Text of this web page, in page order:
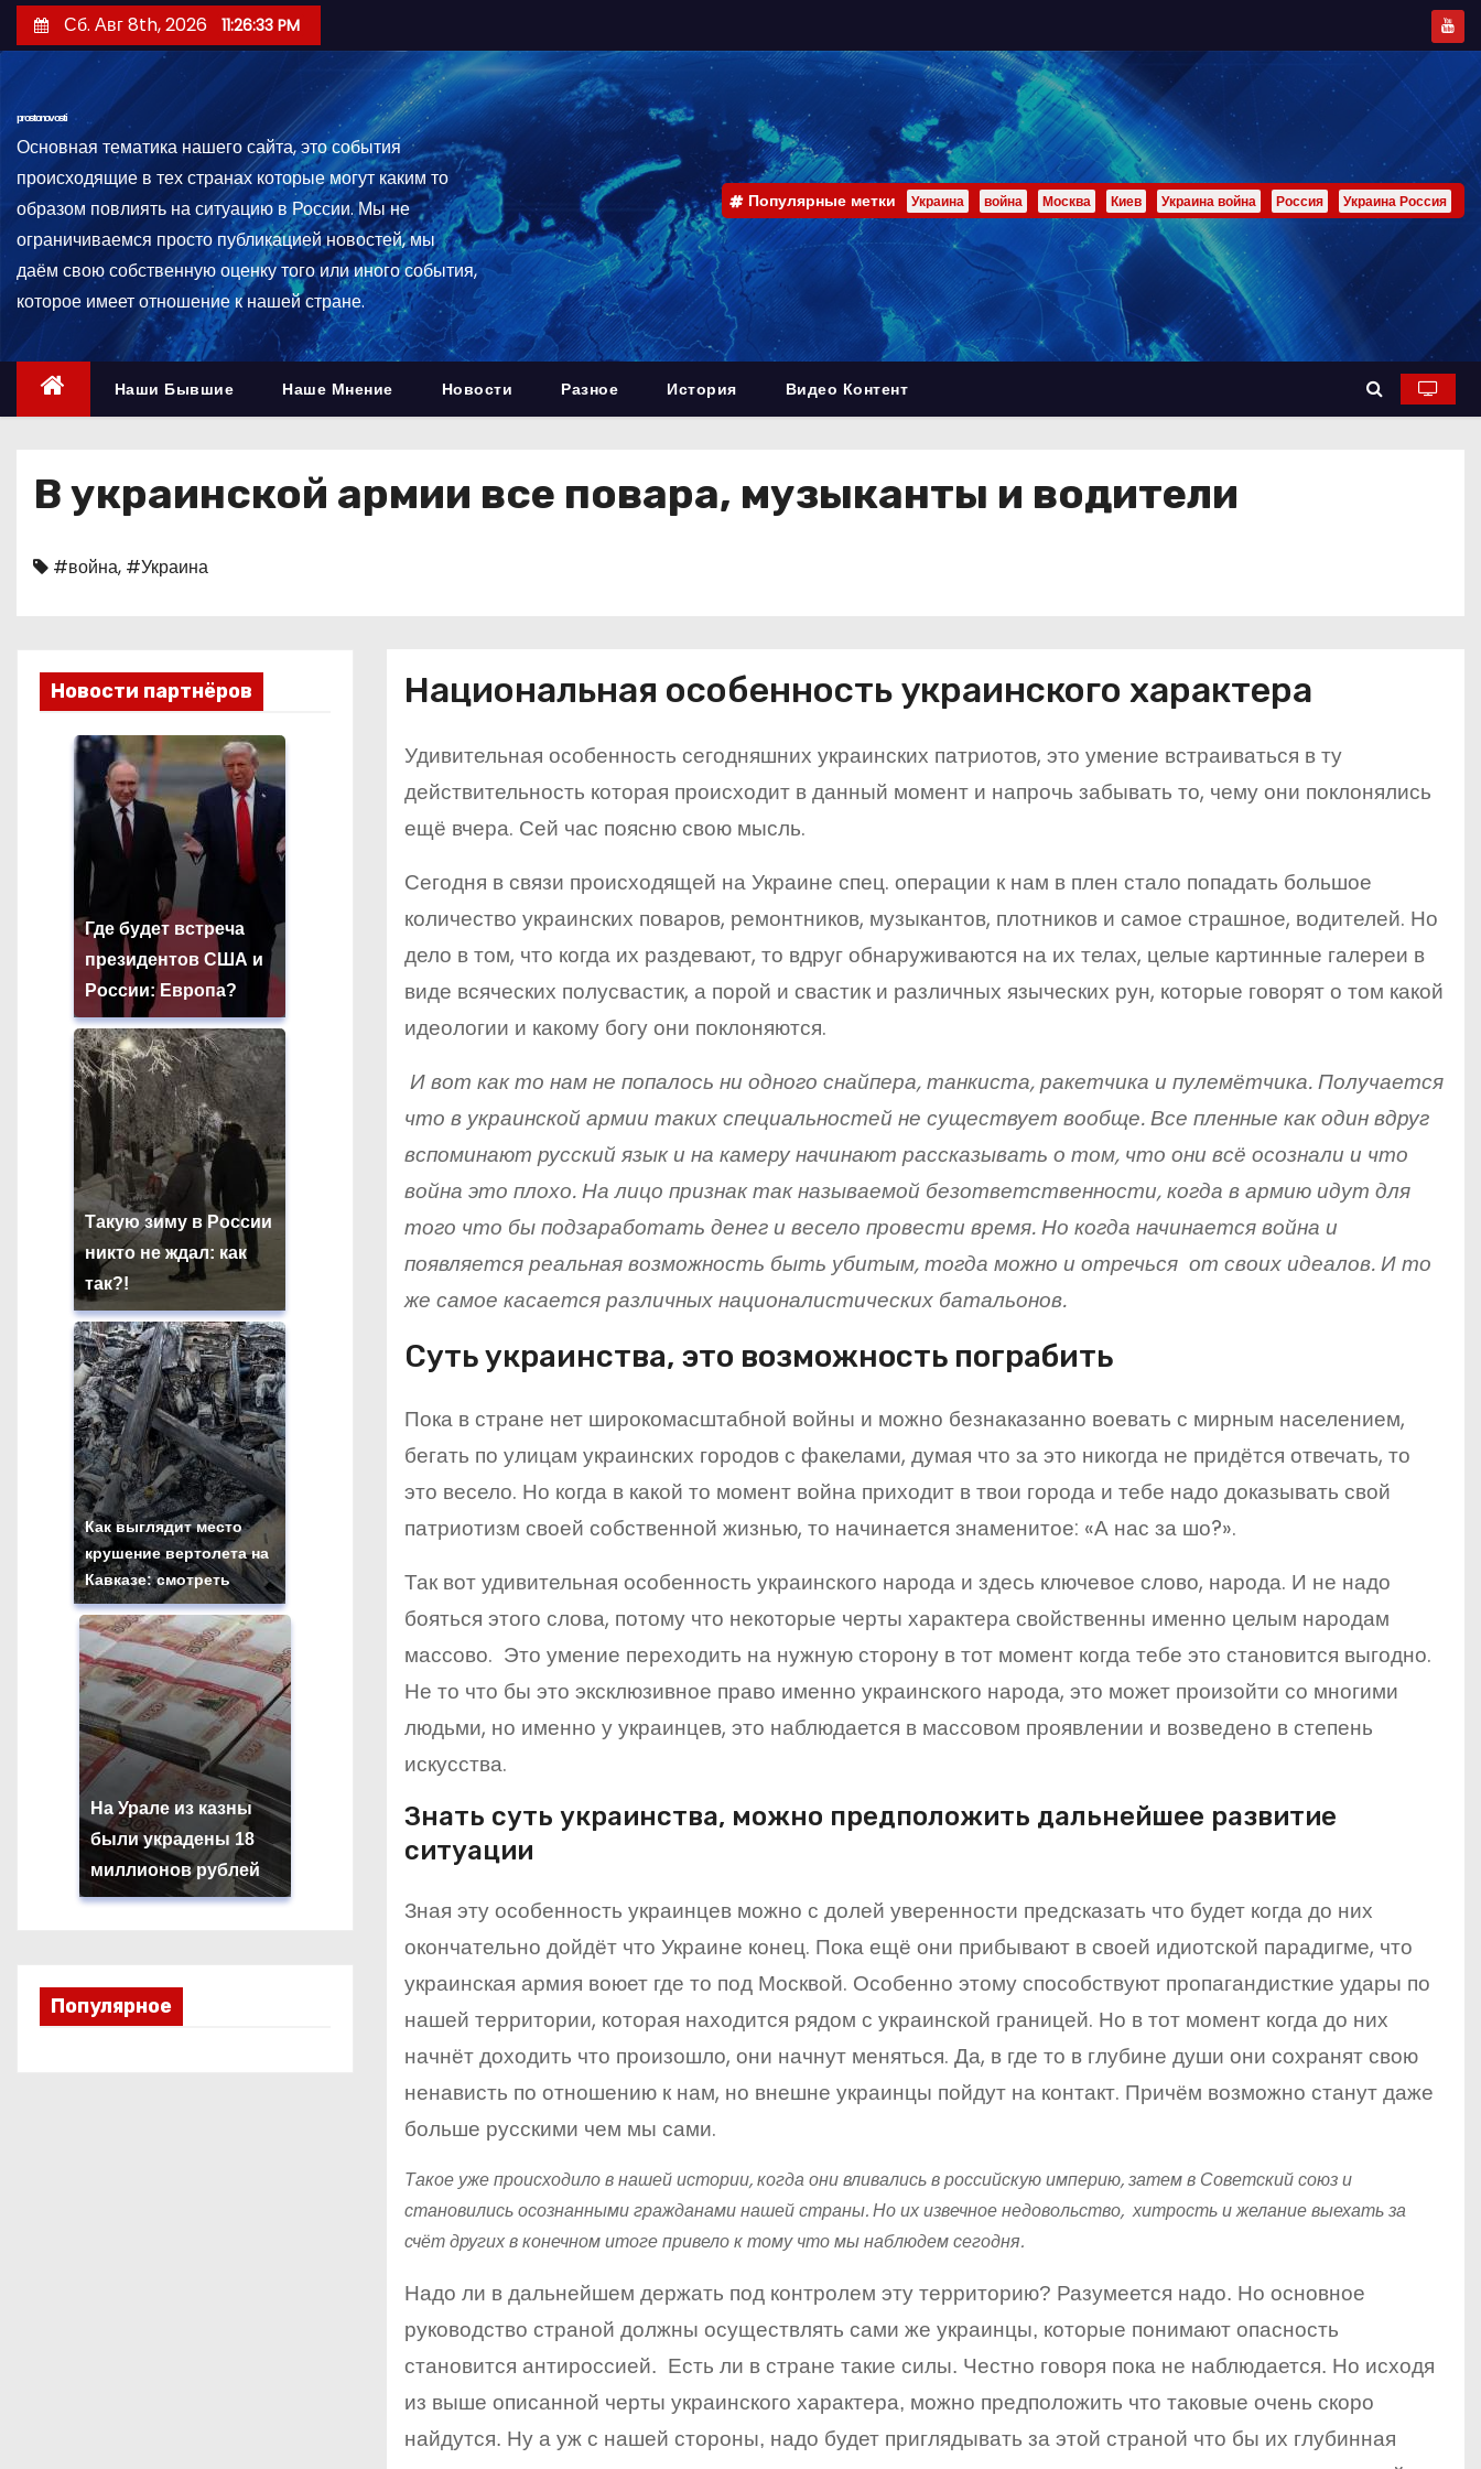
е
й
ж
Сб. Авг 8th, 2026 11:26:34 PM
prostonovosti
Основная тематика нашего сайта, это события
происходящие в тех странах которые могут каким то
образом повлиять на ситуацию в России. Мы не
ограничиваемся просто публикацией новостей, мы
даём свою собственную оценку того или иного события,
которое имеет отношение к нашей стране.
Популярные метки Украина война Москва Киев Украина война Россия Украина Россия
Наши Бывшие Наше Мнение Новости Разное История Видео Контент
В украинской армии все повара, музыканты и водители
#война, #Украина
Новости партнёров
Где будет встреча
президентов США и
России: Европа?
Такую зиму в России
никто не ждал: как
так?!
Как выглядит место
крушение вертолета на
Кавказе: смотреть
На Урале из казны
были украдены 18
миллионов рублей
Популярное
Национальная особенность украинского характера
Удивительная особенность сегодняшних украинских патриотов, это умение встраиваться в ту
действительность которая происходит в данный момент и напрочь забывать то, чему они поклонялись
ещё вчера. Сей час поясню свою мысль.
Сегодня в связи происходящей на Украине спец. операции к нам в плен стало попадать большое
количество украинских поваров, ремонтников, музыкантов, плотников и самое страшное, водителей. Но
дело в том, что когда их раздевают, то вдруг обнаруживаются на их телах, целые картинные галереи в
виде всяческих полусвастик, а порой и свастик и различных языческих рун, которые говорят о том какой
идеологии и какому богу они поклоняются.
И вот как то нам не попалось ни одного снайпера, танкиста, ракетчика и пулемётчика. Получается
что в украинской армии таких специальностей не существует вообще. Все пленные как один вдруг
вспоминают русский язык и на камеру начинают рассказывать о том, что они всё осознали и что
война это плохо. На лицо признак так называемой безответственности, когда в армию идут для
того что бы подзаработать денег и весело провести время. Но когда начинается война и
появляется реальная возможность быть убитым, тогда можно и отречься от своих идеалов. И то
же самое касается различных националистических батальонов.
Суть украинства, это возможность пограбить
Пока в стране нет широкомасштабной войны и можно безнаказанно воевать с мирным населением,
бегать по улицам украинских городов с факелами, думая что за это никогда не придётся отвечать, то
это весело. Но когда в какой то момент война приходит в твои города и тебе надо доказывать свой
патриотизм своей собственной жизнью, то начинается знаменитое: «А нас за шо?».
Так вот удивительная особенность украинского народа и здесь ключевое слово, народа. И не надо
бояться этого слова, потому что некоторые черты характера свойственны именно целым народам
массово. Это умение переходить на нужную сторону в тот момент когда тебе это становится выгодно.
Не то что бы это эксклюзивное право именно украинского народа, это может произойти со многими
людьми, но именно у украинцев, это наблюдается в массовом проявлении и возведено в степень
искусства.
Знать суть украинства, можно предположить дальнейшее развитие
ситуации
Зная эту особенность украинцев можно с долей уверенности предсказать что будет когда до них
окончательно дойдёт что Украине конец. Пока ещё они прибывают в своей идиотской парадигме, что
украинская армия воюет где то под Москвой. Особенно этому способствуют пропагандисткие удары по
нашей территории, которая находится рядом с украинской границей. Но в тот момент когда до них
начнёт доходить что произошло, они начнут меняться. Да, в где то в глубине души они сохранят свою
ненависть по отношению к нам, но внешне украинцы пойдут на контакт. Причём возможно станут даже
больше русскими чем мы сами.
Такое уже происходило в нашей истории, когда они вливались в российскую империю, затем в Советский союз и
становились осознанными гражданами нашей страны. Но их извечное недовольство, хитрость и желание выехать за
счёт других в конечном итоге привело к тому что мы наблюдем сегодня.
Надо ли в дальнейшем держать под контролем эту территорию? Разумеется надо. Но основное
руководство страной должны осуществлять сами же украинцы, которые понимают опасность
становится антироссией. Есть ли в стране такие силы. Честно говоря пока не наблюдается. Но исходя
из выше описанной черты украинского характера, можно предположить что таковые очень скоро
найдутся. Ну а уж с нашей стороны, надо будет приглядывать за этой страной что бы их глубинная